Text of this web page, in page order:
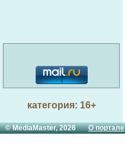
категория: 16+
© MediaMaster, 2026О портале